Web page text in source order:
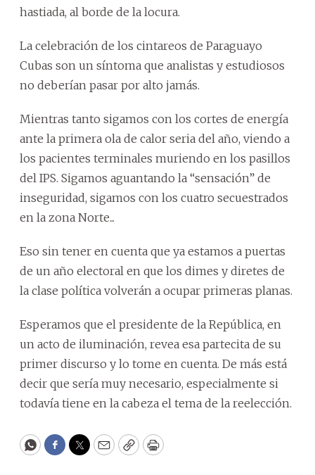
hastiada, al borde de la locura.
La celebración de los cintareos de Paraguayo
Cubas son un síntoma que analistas y estudiosos
no deberían pasar por alto jamás.
Mientras tanto sigamos con los cortes de energía
ante la primera ola de calor seria del año, viendo a
los pacientes terminales muriendo en los pasillos
del IPS. Sigamos aguantando la “sensación” de
inseguridad, sigamos con los cuatro secuestrados
en la zona Norte...
Eso sin tener en cuenta que ya estamos a puertas
de un año electoral en que los dimes y diretes de
la clase política volverán a ocupar primeras planas.
Esperamos que el presidente de la República, en
un acto de iluminación, revea esa partecita de su
primer discurso y lo tome en cuenta. De más está
decir que sería muy necesario, especialmente si
todavía tiene en la cabeza el tema de la reelección.
WhatsApp
Facebook
Twitter
EmailCopyPrint